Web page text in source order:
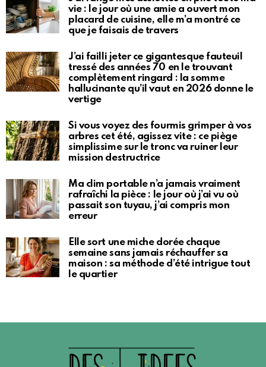
vie : le jour où une amie a ouvert mon
placard de cuisine, elle m’a montré ce
que je faisais de travers
J’ai failli jeter ce gigantesque fauteuil
tressé des années 70 en le trouvant
complètement ringard : la somme
hallucinante qu’il vaut en 2026 donne le
vertige
Si vous voyez des fourmis grimper à vos
arbres cet été, agissez vite : ce piège
simplissime sur le tronc va ruiner leur
mission destructrice
Ma clim portable n’a jamais vraiment
rafraîchi la pièce : le jour où j’ai vu où
passait son tuyau, j’ai compris mon
erreur
Elle sort une miche dorée chaque
semaine sans jamais réchauffer sa
maison : sa méthode d’été intrigue tout
le quartier